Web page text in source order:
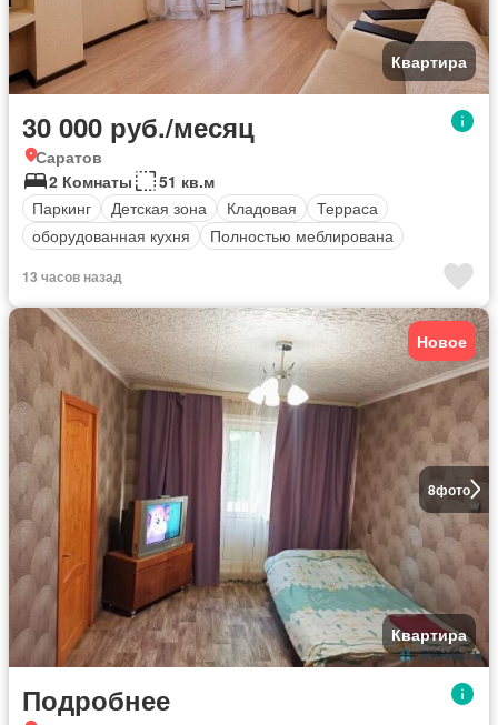
Квартира
30 000 руб./месяц
Саратов
2 Комнаты
51 кв.м
Паркинг
Детская зона Кладовая
Терраса
оборудованная кухня
Полностью меблирована
13 часов назад
8фото
Новое
Квартира
Подробнее